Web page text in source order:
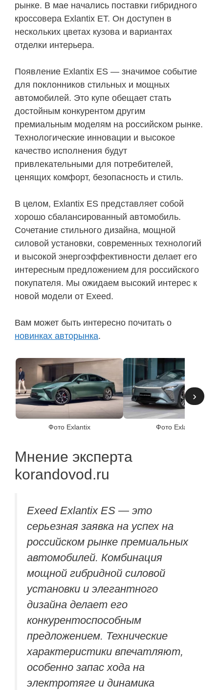
рынке. В мае начались поставки гибридного
кроссовера Exlantix ET. Он доступен в
нескольких цветах кузова и вариантах
отделки интерьера.
Появление Exlantix ES — значимое событие
для поклонников стильных и мощных
автомобилей. Это купе обещает стать
достойным конкурентом другим
премиальным моделям на российском рынке.
Технологические инновации и высокое
качество исполнения будут
привлекательными для потребителей,
ценящих комфорт, безопасность и стиль.
В целом, Exlantix ES представляет собой
хорошо сбалансированный автомобиль.
Сочетание стильного дизайна, мощной
силовой установки, современных технологий
и высокой энергоэффективности делает его
интересным предложением для российского
покупателя. Мы ожидаем высокий интерес к
новой модели от Exeed.
Вам может быть интересно почитать о
новинках авторынка.
Фото Exlantix Фото Exlantix
›
Мнение эксперта
korandovod.ru
Exeed Exlantix ES — это
серьезная заявка на успех на
российском рынке премиальных
автомобилей. Комбинация
мощной гибридной силовой
установки и элегантного
дизайна делает его
конкурентоспособным
предложением. Технические
характеристики впечатляют,
особенно запас хода на
электротяге и динамика